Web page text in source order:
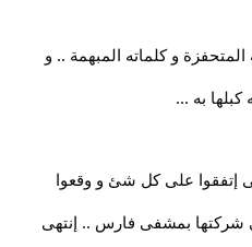
و كلماته المبهمة .. و
به ...
على كل شئ و وقعوا
شركتها بمشفى فارس .. إنتهى